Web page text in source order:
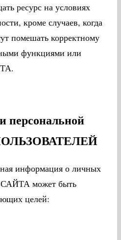
ресурс на условиях
кроме случаев, когда
помешать корректному
функциями или
персональной
информация о личных
САЙТА может быть
целей: